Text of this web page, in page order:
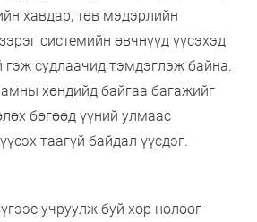
хавдар, төв мэдэрлийн
системийн өвчнүүд үүсэхэд
гэж судлаачид тэмдэглэж байна.
хөндийд байгаа багажийг
бөгөөд үүний улмаас
таагүй байдал үүсдэг.
учруулж буй хор нөлөөг